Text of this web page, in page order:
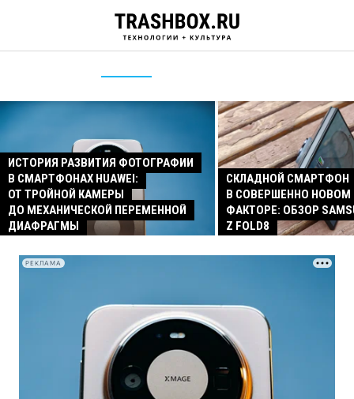
ИСТОРИЯ РАЗВИТИЯ ФОТОГРАФИИ
В СМАРТФОНАХ HUAWEI:
ОТ ТРОЙНОЙ КАМЕРЫ
ДО МЕХАНИЧЕСКОЙ ПЕРЕМЕННОЙ
ДИАФРАГМЫ
СКЛАДНОЙ СМАРТФОН
В СОВЕРШЕННО
ФАКТОРЕ: ОБЗОР
Z FOLD8
РЕКЛАМА